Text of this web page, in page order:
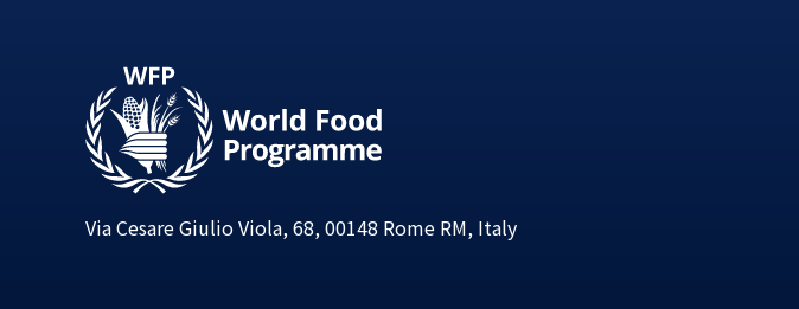
Via Cesare Giulio Viola, 68, 00148 Rome RM, Italy